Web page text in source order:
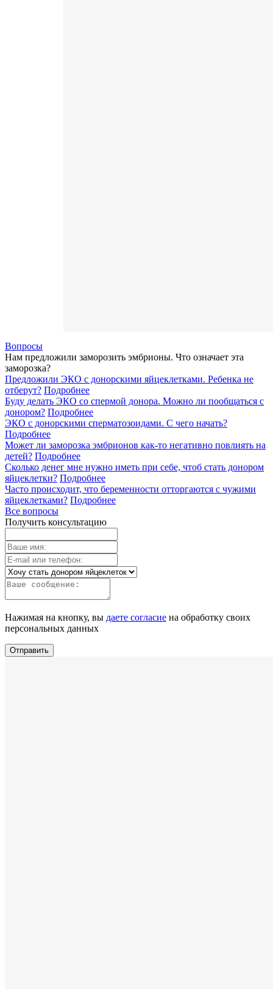
Вопросы
Нам предложили заморозить эмбрионы. Что означает эта
заморозка?
Предложили ЭКО с донорскими яйцеклетками. Ребенка не
отберут? Подробнее
Буду делать ЭКО со спермой донора. Можно ли пообщаться с
донором? Подробнее
ЭКО с донорскими сперматозоидами. С чего начать?
Подробнее
Может ли заморозка эмбрионов как-то негативно повлиять на
детей? Подробнее
Сколько денег мне нужно иметь при себе, чтоб стать донором
яйцеклетки? Подробнее
Часто происходит, что беременности отторгаются с чужими
яйцеклетками? Подробнее
Все вопросы
Получить консультацию
Нажимая на кнопку, вы даете согласие на обработку своих
персональных данных
Отправить